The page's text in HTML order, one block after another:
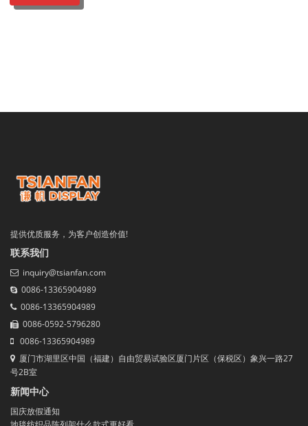
提供优质服务，为客户创造价值!
联系我们
inquiry@tsianfan.com
0086-13365904989
0086-13365904989
0086-0592-5796280
0086-13365904989
厦门市湖里区中国（福建）自由贸易试验区厦门片区（保税区）象兴一路27
号2B室
新闻中心
国庆放假通知